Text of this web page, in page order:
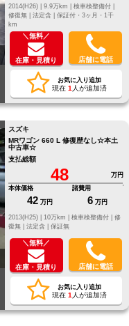
2014(H26) |
9.9万km |
検車検整備付 |
修復無 | 法定含 | 保証付・3ヶ月・1千
km
＼無料／
在庫・見積り 店舗に電話
お気に入り追加
現在 1 人が追加済
スズキ
MRワゴン 660 L 修復歴なし☆本土
中古車☆
支払総額
48
万円
本体価格
42 万円
諸費用
6 万円
修
復無 | 法定含 | 保証無
＼無料／
在庫・見積り 店舗に電話
お気に入り追加
現在 1 人が追加済